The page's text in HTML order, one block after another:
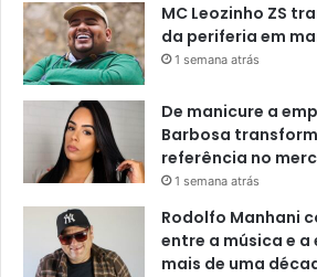
MC Leozinho ZS
da periferia em
1 semana atrás
De manicure a
Barbosa
referência no
1 semana atrás
Rodolfo Manhani
entre a música e
mais de uma